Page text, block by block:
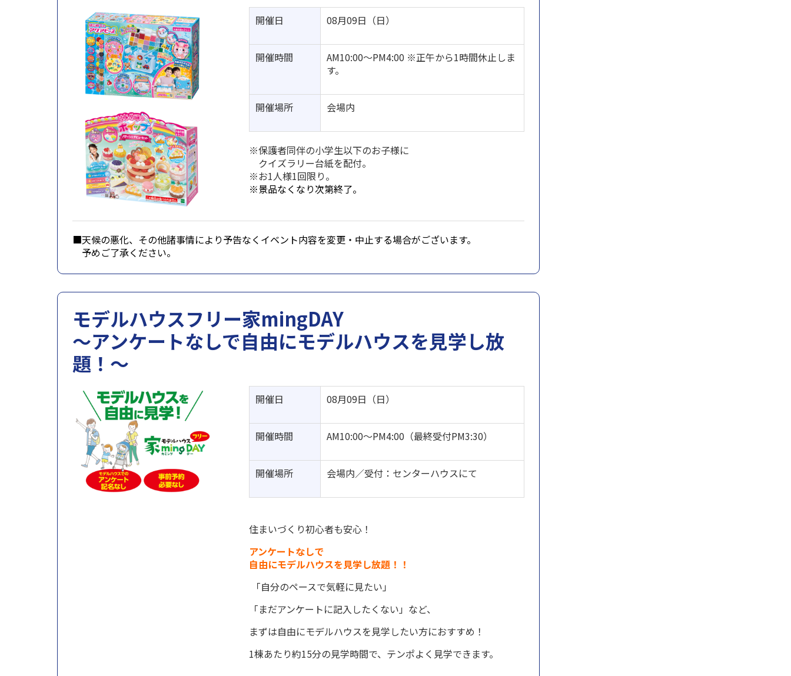
開催日 08月09日（日）
開催時間
AM10:00～PM4:00 ※正午から1時間休止しま
す。
開催場所 会場内
※保護者同伴の小学生以下のお子様に
クイズラリー台紙を配付。
※お1人様1回限り。
※景品なくなり次第終了。
■天候の悪化、その他諸事情により予告なくイベント内容を変更・中止する場合がございます。
予めご了承ください。
モデルハウスフリー家mingDAY
～アンケートなしで自由にモデルハウスを見学し放
題！～
開催日 08月09日（日）
開催時間 AM10:00～PM4:00（最終受付PM3:30）
開催場所 会場内／受付：センターハウスにて
住まいづくり初心者も安心！
アンケートなしで
自由にモデルハウスを見学し放題！！
「自分のペースで気軽に見たい」
「まだアンケートに記入したくない」など、
まずは自由にモデルハウスを見学したい方におすすめ！
1棟あたり約15分の見学時間で、テンポよく見学できます。